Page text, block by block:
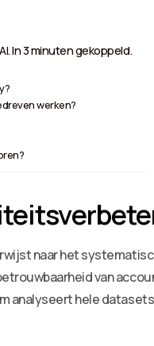
In 3 minuten gekoppeld.
werken?
naar het
van
hele